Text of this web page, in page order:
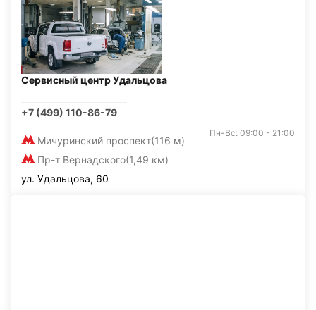
Сервисный центр Удальцова
+7 (499) 110-86-79
Мичуринский проспект(116 м)
Пр-т Вернадского(1,49 км)
Пн-Вс: 09:00 - 21:00
ул. Удальцова, 60